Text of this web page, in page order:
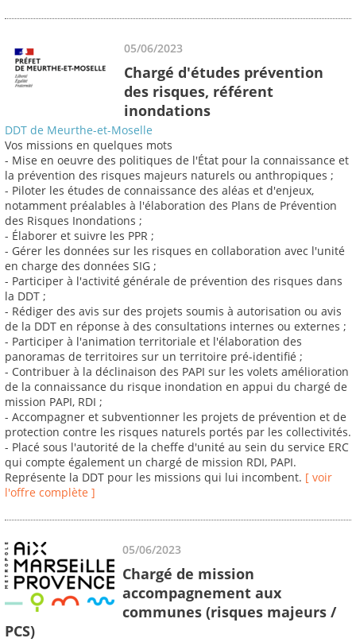
05/06/2023
Chargé d'études prévention
des risques, référent
inondations
DDT de Meurthe-et-Moselle
Vos missions en quelques mots
- Mise en oeuvre des politiques de l'État pour la connaissance et
la prévention des risques majeurs naturels ou anthropiques ;
- Piloter les études de connaissance des aléas et d'enjeux,
notamment préalables à l'élaboration des Plans de Prévention
des Risques Inondations ;
- Élaborer et suivre les PPR ;
- Gérer les données sur les risques en collaboration avec l'unité
en charge des données SIG ;
- Participer à l'activité générale de prévention des risques dans
la DDT ;
- Rédiger des avis sur des projets soumis à autorisation ou avis
de la DDT en réponse à des consultations internes ou externes ;
- Participer à l'animation territoriale et l'élaboration des
panoramas de territoires sur un territoire pré-identifié ;
- Contribuer à la déclinaison des PAPI sur les volets amélioration
de la connaissance du risque inondation en appui du chargé de
mission PAPI, RDI ;
- Accompagner et subventionner les projets de prévention et de
protection contre les risques naturels portés par les collectivités.
- Placé sous l'autorité de la cheffe d'unité au sein du service ERC
qui compte également un chargé de mission RDI, PAPI.
Représente la DDT pour les missions qui lui incombent. [ voir
l'offre complète ]
05/06/2023
Chargé de mission
accompagnement aux
communes (risques majeurs /
PCS)